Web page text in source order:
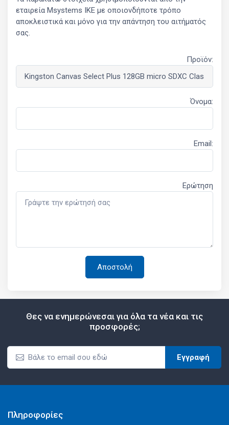
εταιρεία Msystems ΙΚΕ με οποιονδήποτε τρόπο
αποκλειστικά και μόνο για την απάντηση του αιτήματός
σας.
Προϊόν:
Όνομα:
Email:
Ερώτηση
Θες να ενημερώνεσαι για όλα τα νέα και τις
προσφορές;
Εγγραφή
Πληροφορίες